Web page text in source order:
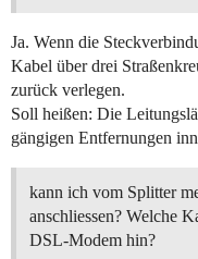
Ja. Wenn die
Kabel über drei
zurück verlegen.
Soll heißen: Die
gängigen Entfernungen
kann ich vom Splitter
anschliessen? Welche
DSL-Modem hin?